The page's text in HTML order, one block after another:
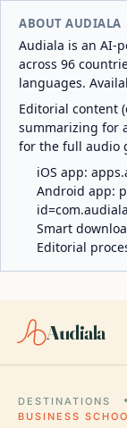
ABOUT AUDIALA
Audiala is an AI-
across 96
languages.
Editorial content
summarizing for
for the full audio
iOS app:
Android app:
Smart
Editorial
Audiala
DESTINATIONS
BUSINESS